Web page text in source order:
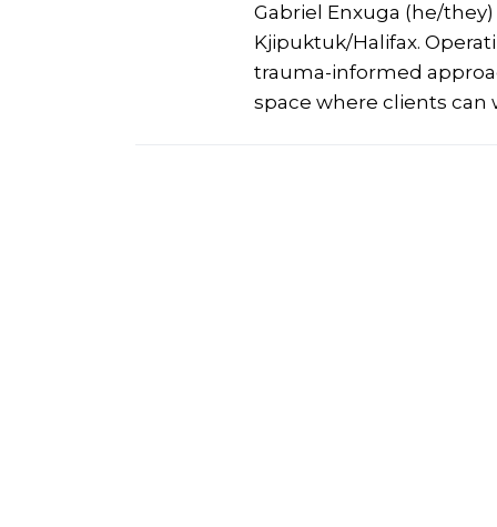
Gabriel Enxuga (he/
Kjipuktuk/Halifax.
trauma-informed
space where clients can